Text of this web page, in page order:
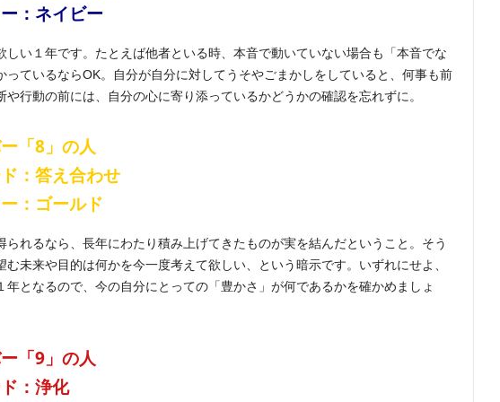
： ネイビー
しい１年です。たとえば他者といる時、本音で動いていない場合も「本音でな
っているならOK。自分が自分に対してうそやごまかしをしていると、何事も前
や行動の前には、自分の心に寄り添っているかどうかの確認を忘れずに。
「8」の人
：答え合わせ
： ゴールド
られるなら、長年にわたり積み上げてきたものが実を結んだということ。そう
む未来や目的は何かを今一度考えて欲しい、という暗示です。いずれにせよ、
年となるので、今の自分にとっての「豊かさ」が何であるかを確かめましょ
「9」の人
：浄化